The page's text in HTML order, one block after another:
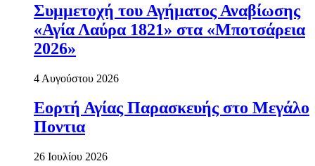
Συμμετοχή του Αγήματος Αναβίωσης
«Αγία Λαύρα 1821» στα «Μποτσάρεια
2026»
4 Αυγούστου 2026
Εορτή Αγίας Παρασκευής στο Μεγάλο
Ποντια
26 Ιουλίου 2026